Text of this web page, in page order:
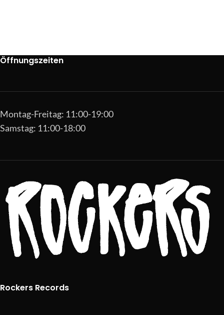
Öffnungszeiten
Montag-Freitag: 11:00-19:00
Samstag: 11:00-18:00
Rockers Records